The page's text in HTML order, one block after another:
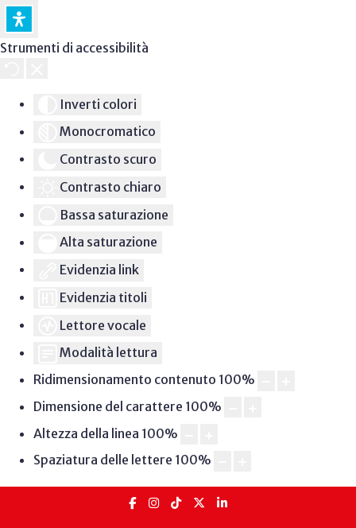
Strumenti di accessibilità
Inverti colori
Monocromatico
Contrasto scuro
Contrasto chiaro
Bassa saturazione
Alta saturazione
Evidenzia link
Evidenzia titoli
Lettore vocale
Modalità lettura
Ridimensionamento contenuto 100%
Dimensione del carattere 100%
Altezza della linea 100%
Spaziatura delle lettere 100%